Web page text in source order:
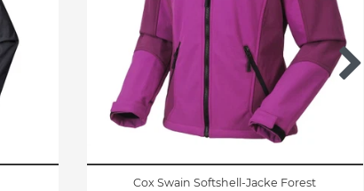
Cox Swain Softshell-Jacke Forest